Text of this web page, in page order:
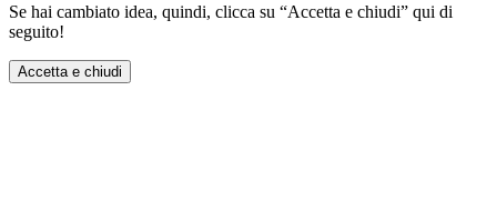
Se hai cambiato idea, quindi, clicca su “Accetta e chiudi” qui di
seguito!
Accetta e chiudi